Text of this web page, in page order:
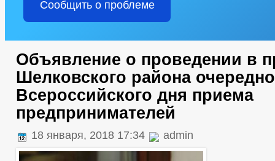
Сообщить о проблеме
Объявление о проведении в
Шелковского района
Всероссийского дня приема
предпринимателей
18 января, 2018 17:34 admin